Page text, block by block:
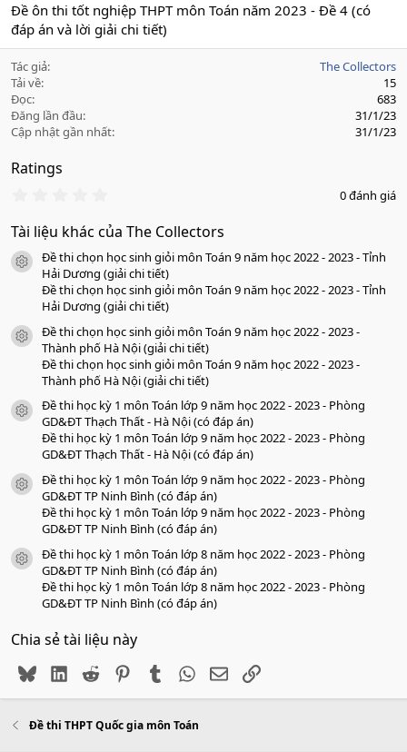
Đề ôn thi tốt nghiệp THPT môn Toán năm 2023 - Đề 4 (có
đáp án và lời giải chi tiết)
Tác giả
The Collectors
Tải về
15
Đọc
683
Đăng lần đầu
31/1/23
Cập nhật gần nhất
31/1/23
Ratings
0
0
a
o
0 đánh giá
Tài liệu khác của The Collectors
icon tài liệu
Đề thi chọn học sinh giỏi môn Toán 9 năm học 2022 - 2023 - Tỉnh
Hải Dương (giải chi tiết)
Đề thi chọn học sinh giỏi môn Toán 9 năm học 2022 - 2023 - Tỉnh
Hải Dương (giải chi tiết)
icon tài liệu
Đề thi chọn học sinh giỏi môn Toán 9 năm học 2022 - 2023 -
Thành phố Hà Nội (giải chi tiết)
Đề thi chọn học sinh giỏi môn Toán 9 năm học 2022 - 2023 -
Thành phố Hà Nội (giải chi tiết)
icon tài liệu
Đề thi học kỳ 1 môn Toán lớp 9 năm học 2022 - 2023 - Phòng
GD&ĐT Thạch Thất - Hà Nội (có đáp án)
Đề thi học kỳ 1 môn Toán lớp 9 năm học 2022 - 2023 - Phòng
GD&ĐT Thạch Thất - Hà Nội (có đáp án)
icon tài liệu
Đề thi học kỳ 1 môn Toán lớp 9 năm học 2022 - 2023 - Phòng
GD&ĐT TP Ninh Bình (có đáp án)
Đề thi học kỳ 1 môn Toán lớp 9 năm học 2022 - 2023 - Phòng
GD&ĐT TP Ninh Bình (có đáp án)
icon tài liệu
Đề thi học kỳ 1 môn Toán lớp 8 năm học 2022 - 2023 - Phòng
GD&ĐT TP Ninh Bình (có đáp án)
Đề thi học kỳ 1 môn Toán lớp 8 năm học 2022 - 2023 - Phòng
GD&ĐT TP Ninh Bình (có đáp án)
Chia sẻ tài liệu này
BlueskyLinkedIn
Reddit PinterestTumblr WhatsApp
EmailLink
Đề thi THPT Quốc gia môn Toán